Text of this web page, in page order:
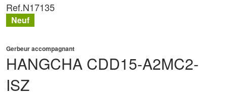
HANGCHA CDD15-A2MC2-
ISZ
Gerbeur accompagnant
Ref.N17135
Neuf